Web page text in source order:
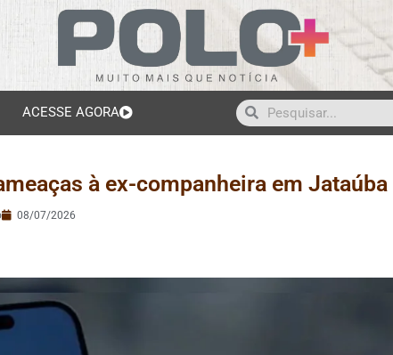
ACESSE AGORA
à ex-companheira em Jataúba
08/07/2026